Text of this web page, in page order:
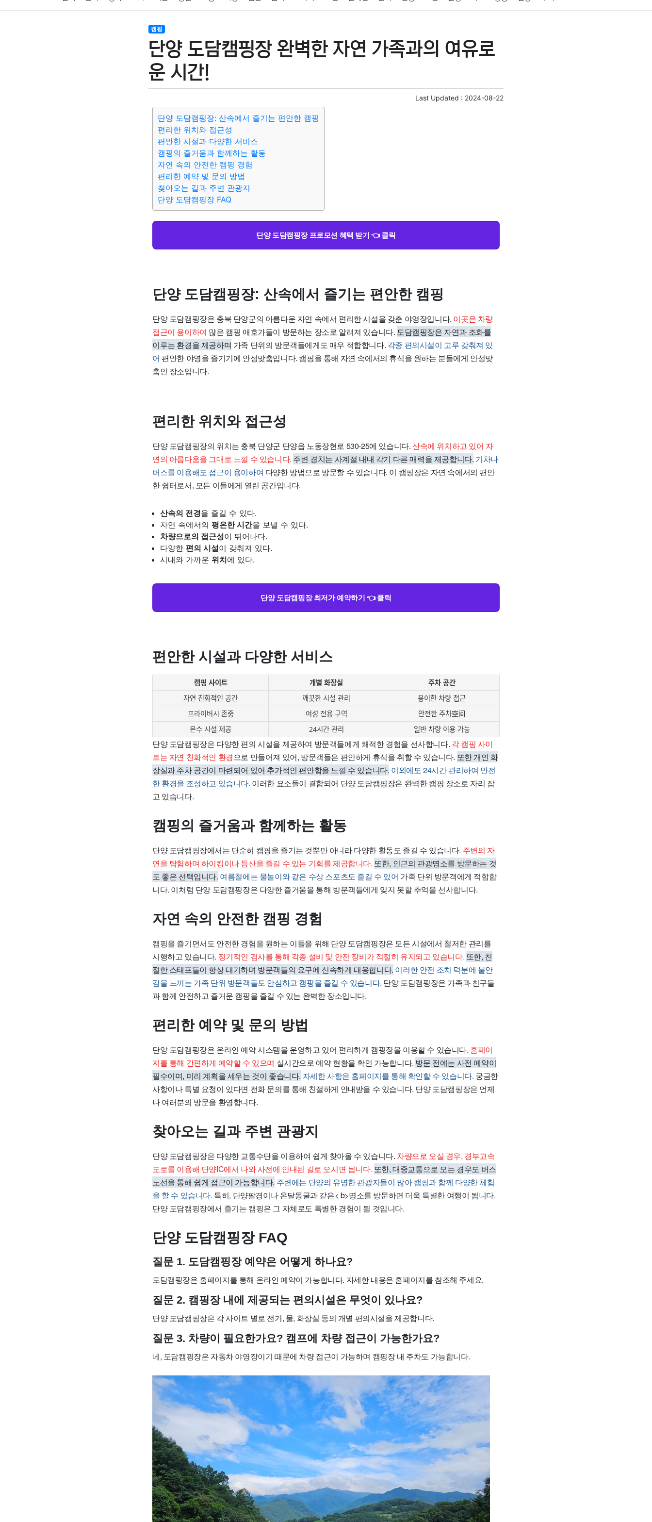
결혼 육아
기술 종교 사회 정치 건강 의료 의학 경제 마케팅 부동산 외국어 교육 교통 생활
캠핑
단양 도담캠핑장 완벽한 자연 가족과의 여유로
운 시간!
Last Updated : 2024-08-22
단양 도담캠핑장: 산속에서 즐기는 편안한 캠핑
편리한 위치와 접근성
편안한 시설과 다양한 서비스
캠핑의 즐거움과 함께하는 활동
자연 속의 안전한 캠핑 경험
편리한 예약 및 문의 방법
찾아오는 길과 주변 관광지
단양 도담캠핑장 FAQ
단양 도담캠핑장 프로모션 혜택 받기 👈 클릭
단양 도담캠핑장: 산속에서 즐기는 편안한 캠핑
단양 도담캠핑장은 충북 단양군의 아름다운 자연 속에서 편리한 시설을 갖춘 야영장입니다. 이곳은 차량
접근이 용이하여 많은 캠핑 애호가들이 방문하는 장소로 알려져 있습니다. 도담캠핑장은 자연과 조화를
이루는 환경을 제공하며 가족 단위의 방문객들에게도 매우 적합합니다. 각종 편의시설이 고루 갖춰져 있
어 편안한 야영을 즐기기에 안성맞춤입니다. 캠핑을 통해 자연 속에서의 휴식을 원하는 분들에게 안성맞
춤인 장소입니다.
편리한 위치와 접근성
단양 도담캠핑장의 위치는 충북 단양군 단양읍 노동장현로 530-25에 있습니다.산속에 위치하고 있어 자
연의 아름다움을 그대로 느낄 수 있습니다. 주변 경치는 사계절 내내 각기 다른 매력을 제공합니다. 기차나
버스를 이용해도 접근이 용이하여 다양한 방법으로 방문할 수 있습니다. 이 캠핑장은 자연 속에서의 편안
한 쉼터로서, 모든 이들에게 열린 공간입니다.
산속의 전경을 즐길 수 있다.
자연 속에서의 평온한 시간을 보낼 수 있다.
차량으로의 접근성이 뛰어나다.
다양한 편의 시설이 갖춰져 있다.
시내와 가까운 위치에 있다.
단양 도담캠핑장 최저가 예약하기 👈 클릭
편안한 시설과 다양한 서비스
캠핑 사이트 개별 화장실
주차 공간
자연 친화적인 공간
깨끗한 시설 관리
용이한 차량 접근
프라이버시 존중
여성 전용 구역
안전한 주차空间
온수 시설 제공
24시간 관리 일반 차량 이용 가능
단양 도담캠핑장은 다양한편의 시설을 제공하여 방문객들에게 쾌적한 경험을 선사합니다. 각 캠핑 사이
트는 자연 친화적인 환경으로 만들어져 있어, 방문객들은 편안하게 휴식을 취할 수 있습니다. 또한 개인 화
장실과 주차 공간이 마련되어 있어 추가적인 편안함을 느낄 수 있습니다. 이외에도 24시간 관리하여 안전
한 환경을 조성하고 있습니다. 이러한 요소들이 결합되어 단양 도담캠핑장은 완벽한 캠핑 장소로 자리 잡
고 있습니다.
캠핑의 즐거움과 함께하는 활동
단양 도담캠핑장에서는 단순히 캠핑을 즐기는 것뿐만 아니라 다양한 활동도 즐길 수 있습니다. 주변의 자
연을 탐험하며 하이킹이나 등산을 즐길 수 있는 기회를 제공합니다. 또한, 인근의 관광명소를 방문하는 것
도 좋은 선택입니다. 여름철에는 물놀이와 같은 수상 스포츠도 즐길 수 있어 가족 단위 방문객에게 적합합
니다. 이처럼 단양 도담캠핑장은 다양한 즐거움을 통해 방문객들에게 잊지 못할 추억을 선사합니다.
자연 속의 안전한 캠핑 경험
캠핑을 즐기면서도 안전한 경험을 원하는 이들을 위해 단양 도담캠핑장은 모든 시설에서 철저한 관리를
시행하고 있습니다. 정기적인 검사를 통해 각종 설비 및 안전 장비가 적절히 유지되고 있습니다. 또한, 친
절한 스태프들이 항상 대기하며 방문객들의 요구에 신속하게 대응합니다. 이러한 안전 조치 덕분에 불안
감을 느끼는 가족 단위 방문객들도 안심하고 캠핑을 즐길 수 있습니다. 단양 도담캠핑장은 가족과 친구들
과 함께 안전하고 즐거운 캠핑을 즐길 수 있는 완벽한 장소입니다.
편리한 예약 및 문의 방법
단양 도담캠핑장은 온라인 예약 시스템을 운영하고 있어 편리하게 캠핑장을 이용할 수 있습니다. 홈페이
지를 통해 간편하게 예약할 수 있으며 실시간으로 예약 현황을 확인 가능합니다. 방문 전에는 사전 예약이
필수이며, 미리 계획을 세우는 것이 좋습니다. 자세한 사항은 홈페이지를 통해 확인할 수 있습니다. 궁금한
사항이나 특별 요청이 있다면 전화 문의를 통해 친절하게 안내받을 수 있습니다. 단양 도담캠핑장은 언제
나 여러분의 방문을 환영합니다.
찾아오는 길과 주변 관광지
단양 도담캠핑장은 다양한 교통수단을 이용하여 쉽게 찾아올 수 있습니다. 차량으로 오실 경우, 경부고속
도로를 이용해 단양IC에서 나와 사전에 안내된 길로 오시면 됩니다. 또한, 대중교통으로 오는 경우도 버스
노선을 통해 쉽게 접근이 가능합니다. 주변에는 단양의 유명한 관광지들이 많아 캠핑과 함께 다양한 체험
을 할 수 있습니다. 특히, 단양팔경이나 온달동굴과 같은< b>명소를 방문하면 더욱 특별한 여행이 됩니다.
단양 도담캠핑장에서 즐기는 캠핑은 그 자체로도 특별한 경험이 될 것입니다.
단양 도담캠핑장 FAQ
질문 1. 도담캠핑장 예약은 어떻게 하나요?
도담캠핑장은 홈페이지를 통해 온라인 예약이 가능합니다. 자세한 내용은 홈페이지를 참조해 주세요.
질문 2. 캠핑장 내에 제공되는 편의시설은 무엇이 있나요?
단양 도담캠핑장은 각 사이트 별로 전기, 물, 화장실 등의 개별 편의시설을 제공합니다.
질문 3. 차량이 필요한가요? 캠프에 차량 접근이 가능한가요?
네, 도담캠핑장은 자동차 야영장이기 때문에 차량 접근이 가능하며 캠핑장 내 주차도 가능합니다.